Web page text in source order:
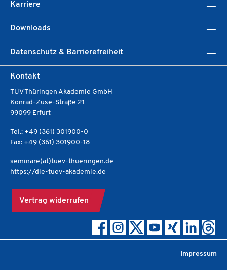
Karriere
Downloads
Datenschutz & Barrierefreiheit
Kontakt
TÜV Thüringen Akademie GmbH
Konrad-Zuse-Straße 21
99099 Erfurt
Tel.: +49 (361) 301900-0
Fax: +49 (361) 301900-18
seminare(at)tuev-thueringen.de
https://die-tuev-akademie.de
Vertrag widerrufen
Impressum